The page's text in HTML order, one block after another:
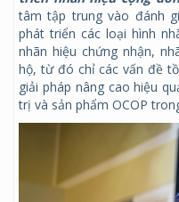
tâm tập trung vào đánh
phát triển các loại hình
nhãn hiệu chứng nhận,
hộ, từ đó chỉ các vấn đề
giải pháp nâng cao hiệu
trị và sản phẩm OCOP